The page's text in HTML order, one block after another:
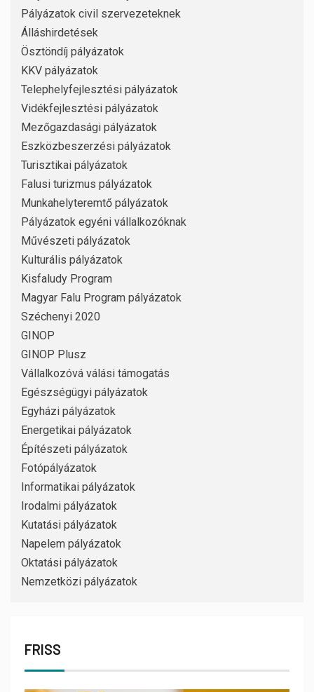
Pályázatok civil szervezeteknek
Álláshirdetések
Ösztöndíj pályázatok
KKV pályázatok
Telephelyfejlesztési pályázatok
Vidékfejlesztési pályázatok
Mezőgazdasági pályázatok
Eszközbeszerzési pályázatok
Turisztikai pályázatok
Falusi turizmus pályázatok
Munkahelyteremtő pályázatok
Pályázatok egyéni vállalkozóknak
Művészeti pályázatok
Kulturális pályázatok
Kisfaludy Program
Magyar Falu Program pályázatok
Széchenyi 2020
GINOP
GINOP Plusz
Vállalkozóvá válási támogatás
Egészségügyi pályázatok
Egyházi pályázatok
Energetikai pályázatok
Építészeti pályázatok
Fotópályázatok
Informatikai pályázatok
Irodalmi pályázatok
Kutatási pályázatok
Napelem pályázatok
Oktatási pályázatok
Nemzetközi pályázatok
FRISS